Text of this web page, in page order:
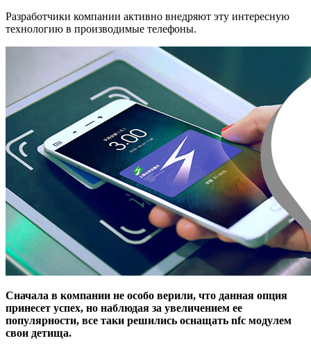
Разработчики компании активно внедряют эту интересную
технологию в производимые телефоны.
Сначала в компании не особо верили, что данная опция
принесет успех, но наблюдая за увеличением ее
популярности, все таки решились оснащать nfc модулем
свои детища.